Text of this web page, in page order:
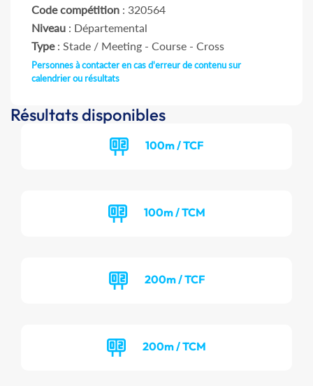
Code compétition : 320564
Niveau : Départemental
Type: Stade / Meeting - Course - Cross
Personnes à contacter en cas d'erreur de contenu sur
calendrier ou résultats
Résultats disponibles
100m / TCF
100m / TCM
200m / TCF
200m / TCM